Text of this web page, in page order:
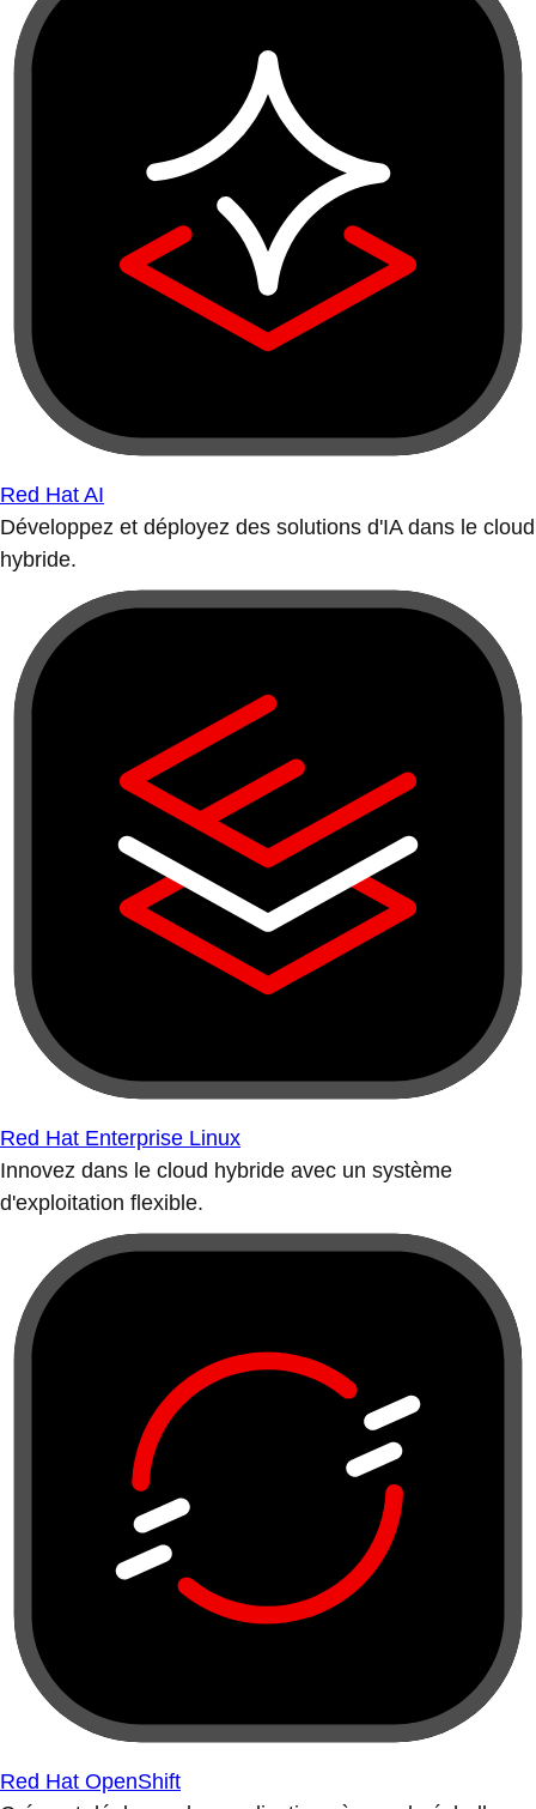
Red Hat AI
Développez et déployez des solutions d'IA dans le cloud
hybride.
Red Hat Enterprise Linux
Innovez dans le cloud hybride avec un système
d'exploitation flexible.
Red Hat OpenShift